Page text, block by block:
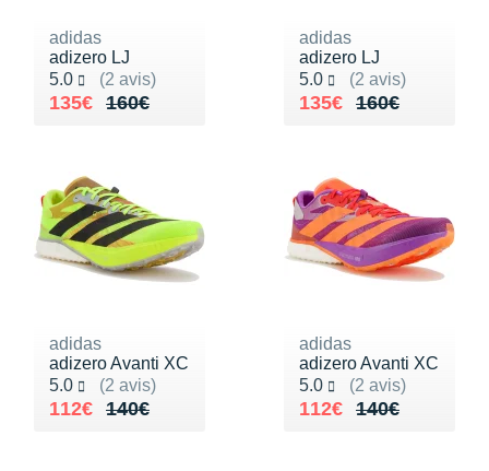
adidas
adizero LJ
5.0
(2 avis)
Noté 5.0 sur 5
160€
Au lieu de 160€
135€
Vendu 135€
adidas
adizero LJ
5.0
(2 avis)
Noté 5.0 sur 5
160€
Au lieu de 160€
135€
Vendu 135€
adidas
adizero Avanti XC
5.0
(2 avis)
Noté 5.0 sur 5
140€
Au lieu de 140€
112€
Vendu 112€
adidas
adizero Avanti XC
5.0
(2 avis)
Noté 5.0 sur 5
140€
Au lieu de 140€
112€
Vendu 112€